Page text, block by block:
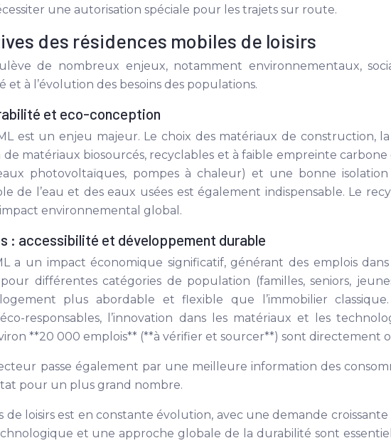
une autorisation spéciale pour les trajets sur route.
des résidences mobiles de loisirs
de nombreux enjeux, notamment environnementaux,
à l’évolution des besoins des populations.
et eco-conception
est un enjeu majeur. Le choix des matériaux de construction,
de matériaux biosourcés, recyclables et à faible empreinte
photovoltaïques, pompes à chaleur) et une bonne
de l’eau et des eaux usées est également indispensable. Le
environnemental global.
: accessibilité et développement durable
a un impact économique significatif, générant des emplois
pour différentes catégories de population (familles, seniors,
plus abordable et flexible que l’immobilier
responsables, l’innovation dans les matériaux et les
**20 000 emplois** (**à vérifier et sourcer**) sont directement
passe également par une meilleure information des
pour un plus grand nombre.
de loisirs est en constante évolution, avec une demande
et une approche globale de la durabilité sont